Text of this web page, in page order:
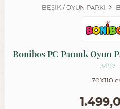
BEŞIK / OYUN PARKI
Bonibos PC Pamuk Oyun
3497
70X110